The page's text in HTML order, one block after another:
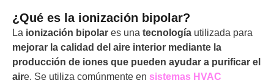
¿Qué es la ionización bipolar?
La ionización bipolar es una tecnología utilizada para
mejorar la calidad del aire interior mediante la
producción de iones que pueden ayudar a purificar el
aire. Se utiliza comúnmente en sistemas HVAC